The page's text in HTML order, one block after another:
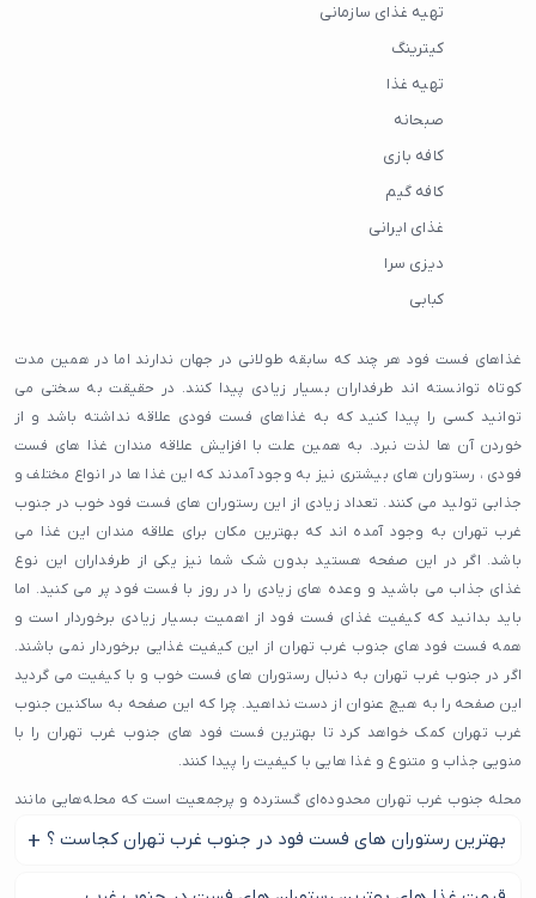
تهیه غذای سازمانی
کیترینگ
تهیه غذا
صبحانه
کافه بازی
کافه گیم
غذای ایرانی
دیزی سرا
کبابی
غذاهای فست فود هر چند که سابقه طولانی در جهان ندارند اما در همین مدت
کوتاه توانسته اند طرفداران بسیار زیادی پیدا کنند. در حقیقت به سختی می
توانید کسی را پیدا کنید که به غذاهای فست فودی علاقه نداشته باشد و از
خوردن آن ها لذت نبرد. به همین علت با افزایش علاقه مندان غذا های فست
فودی ، رستوران های بیشتری نیز به وجود آمدند که این غذا ها در انواع مختلف و
جذابی تولید می کنند. تعداد زیادی از این رستوران های فست فود خوب در جنوب
غرب تهران به وجود آمده اند که بهترین مکان برای علاقه مندان این غذا می
باشد. اگر در این صفحه هستید بدون شک شما نیز یکی از طرفداران این نوع
غذای جذاب می باشید و وعده های زیادی را در روز با فست فود پر می کنید. اما
باید بدانید که کیفیت غذای فست فود از اهمیت بسیار زیادی برخوردار است و
همه فست فود های جنوب غرب تهران از این کیفیت غذایی برخوردار نمی باشند.
اگر در جنوب غرب تهران به دنبال رستوران های فست خوب و با کیفیت می گردید
این صفحه را به هیچ عنوان از دست نداهید. چرا که این صفحه به ساکنین جنوب
غرب تهران کمک خواهد کرد تا بهترین فست فود های جنوب غرب تهران را با
منویی جذاب و متنوع و غذا هایی با کیفیت را پیدا کنند.
محله جنوب غرب تهران محدوده‌ای گسترده و پرجمعیت است که محله‌هایی مانند
یافت‌آباد، نعمت‌آباد، اسفندیاری، شادآباد، بلورسازی، خزانه و حتی بخش‌هایی از
به دلیل نزدیکی به بزرگراه‌های تندگویان، آزادگان، نواب و شهید چراغی، یکی از
بهترین رستوران های فست فود در جنوب غرب تهران کجاست ؟
برای یافتن بهترین رستوران های فست فود در جنوب غرب تهران